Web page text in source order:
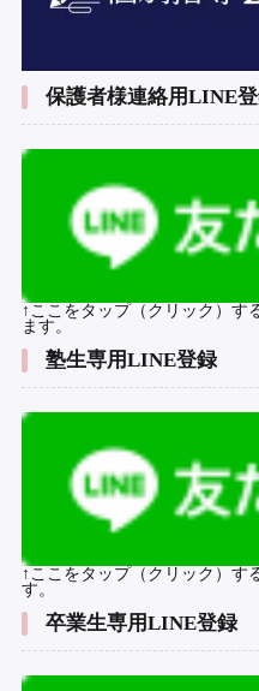
保護者様連絡用LINE
↑ここをタップ（クリック）す
ます。
塾生専用LINE登録
↑ここをタップ（クリック）す
す。
卒業生専用LINE登録